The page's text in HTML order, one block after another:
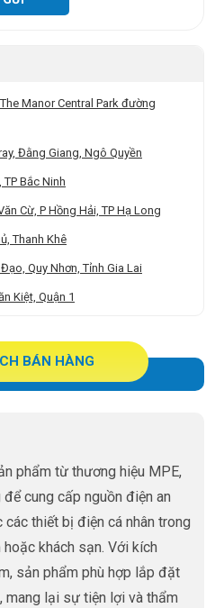
Manor Central Park đường
Đằng Giang, Ngô Quyền
Bắc Ninh
Cừ, P Hồng Hải, TP Hạ Long
Thanh Khê
Quy Nhơn, Tỉnh Gia Lai
Kiệt, Quận 1
BÁN HÀNG
phẩm từ thương hiệu MPE,
cung cấp nguồn điện an
thiết bị điện cá nhân trong
khách sạn. Với kích
sản phẩm phù hợp lắp đặt
mang lại sự tiện lợi và thẩm